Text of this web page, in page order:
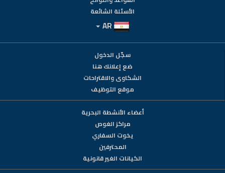
الأسئلة الشائعة
سجّل الدخول
ضع إعلانك هنا
الشكاوى والاقتراحات
موقع التوظيف
أعضاء الأنشطة البحرية
مراكز الغوص
يخوت السفاري
المحترفين
الكيانات الغير قانونية